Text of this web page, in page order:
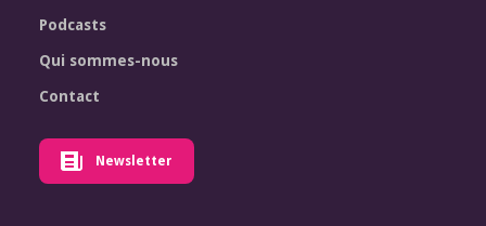
Podcasts
Qui sommes-nous
Contact
Newsletter